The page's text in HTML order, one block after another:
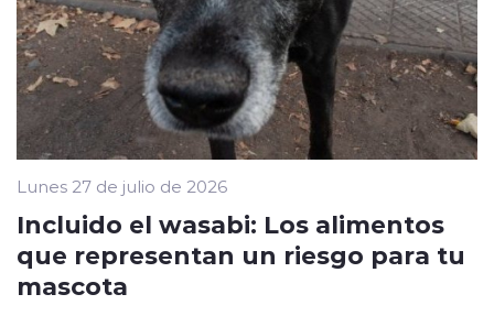
Lunes 27 de julio de 2026
Incluido el wasabi: Los alimentos
que representan un riesgo para tu
mascota